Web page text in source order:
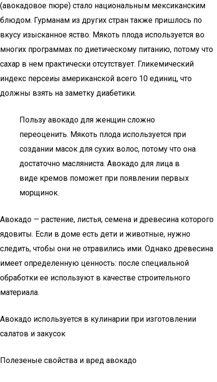
(авокадовое пюре) стало национальным мексиканским
блюдом. Гурманам из других стран также пришлось по
вкусу изысканное яство. Мякоть плода используется во
многих программах по диетическому питанию, потому что
сахар в нем практически отсутствует. Гликемический
индекс персеиы американской всего 10 единиц, что
должны взять на заметку диабетики.
Пользу авокадо для женщин сложно
переоценить. Мякоть плода используется при
создании масок для сухих волос, потому что она
достаточно масляниста. Авокадо для лица в
виде кремов поможет при появлении первых
морщинок.
Авокадо — растение, листья, семена и древесина которого
ядовиты. Если в доме есть дети и животные, нужно
следить, чтобы они не отравились ими. Однако древесина
имеет определенную ценность: после специальной
обработки ее используют в качестве строительного
материала.
Авокадо используется в кулинарии при изготовлении
салатов и закусок
Полезеные свойства и вред авокадо